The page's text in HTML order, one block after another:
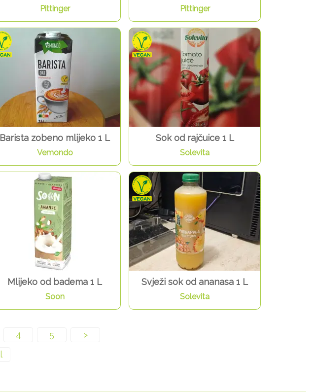
Pittinger Pittinger
Barista zobeno mlijeko 1 L
Vemondo
Sok od rajčuice 1 L
Solevita
Mlijeko od badema 1 L
Soon
Svježi sok od ananasa 1 L
Solevita
4 5 >